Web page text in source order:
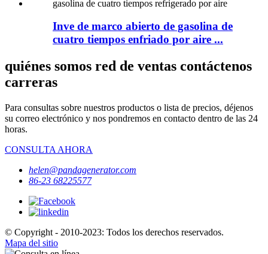
Inve de marco abierto de gasolina de
cuatro tiempos enfriado por aire ...
quiénes somos red de ventas contáctenos
carreras
Para consultas sobre nuestros productos o lista de precios, déjenos
su correo electrónico y nos pondremos en contacto dentro de las 24
horas.
CONSULTA AHORA
helen@pandagenerator.com
86-23 68225577
© Copyright - 2010-2023: Todos los derechos reservados.
Mapa del sitio